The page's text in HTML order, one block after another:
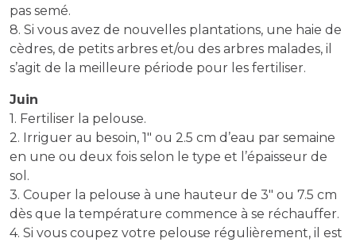
pas semé.
8. Si vous avez de nouvelles plantations, une haie de
cèdres, de petits arbres et/ou des arbres malades, il
s’agit de la meilleure période pour les fertiliser.
Juin
1. Fertiliser la pelouse.
2. Irriguer au besoin, 1″ ou 2.5 cm d’eau par semaine
en une ou deux fois selon le type et l’épaisseur de
sol.
3. Couper la pelouse à une hauteur de 3″ ou 7.5 cm
dès que la température commence à se réchauffer.
4. Si vous coupez votre pelouse régulièrement, il est